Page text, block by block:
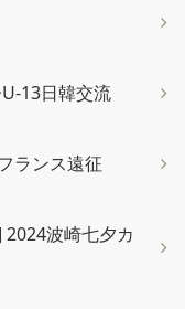
13日韓交流
ランス遠征
波崎七夕カ